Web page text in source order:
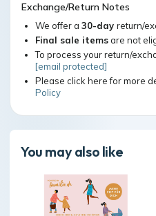
Exchange/Return Notes
We offer a 30-day return/
Final sale itemsare not
To process your return/
[email protected]
Please click here for more
Policy
You may also like